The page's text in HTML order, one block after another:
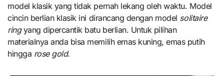
model klasik yang tidak pernah lekang oleh waktu. Model
cincin berlian klasik ini dirancang dengan model solitaire
ringyang dipercantik batu berlian. Untuk pilihan
materialnya anda bisa memilih emas kuning, emas putih
hingga rose gold.